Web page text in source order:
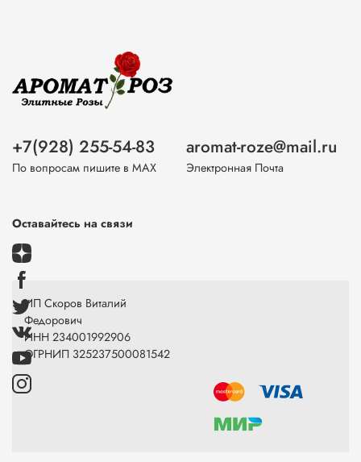
+7(928) 255-54-83
По вопросам пишите в МАХ
aromat-roze@mail.ru
Электронная Почта
Оставайтесь на связи
ИП Скоров Виталий
Федорович
ИНН 234001992906
ОГРНИП 325237500081542